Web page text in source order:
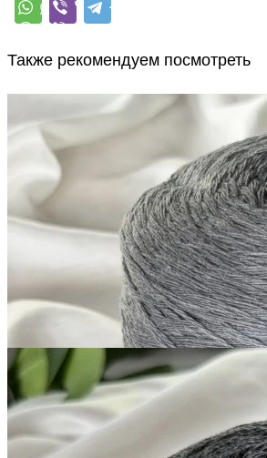
Также рекомендуем посмотреть
В наличии 10360
G&G Filati
Silver Plus
кашемир 10%,
+ пайетки
380 м/100 гсерый с
1 200₽
за 100 г
Купить
В наличии 11408
G&G Filati
Silver Plus
кашемир 10%,
+ пайетки